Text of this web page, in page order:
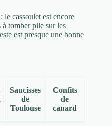
le cassoulet est encore
tomber pile sur les
est presque une bonne
Saucisses
de
Toulouse
Confits
de
canard